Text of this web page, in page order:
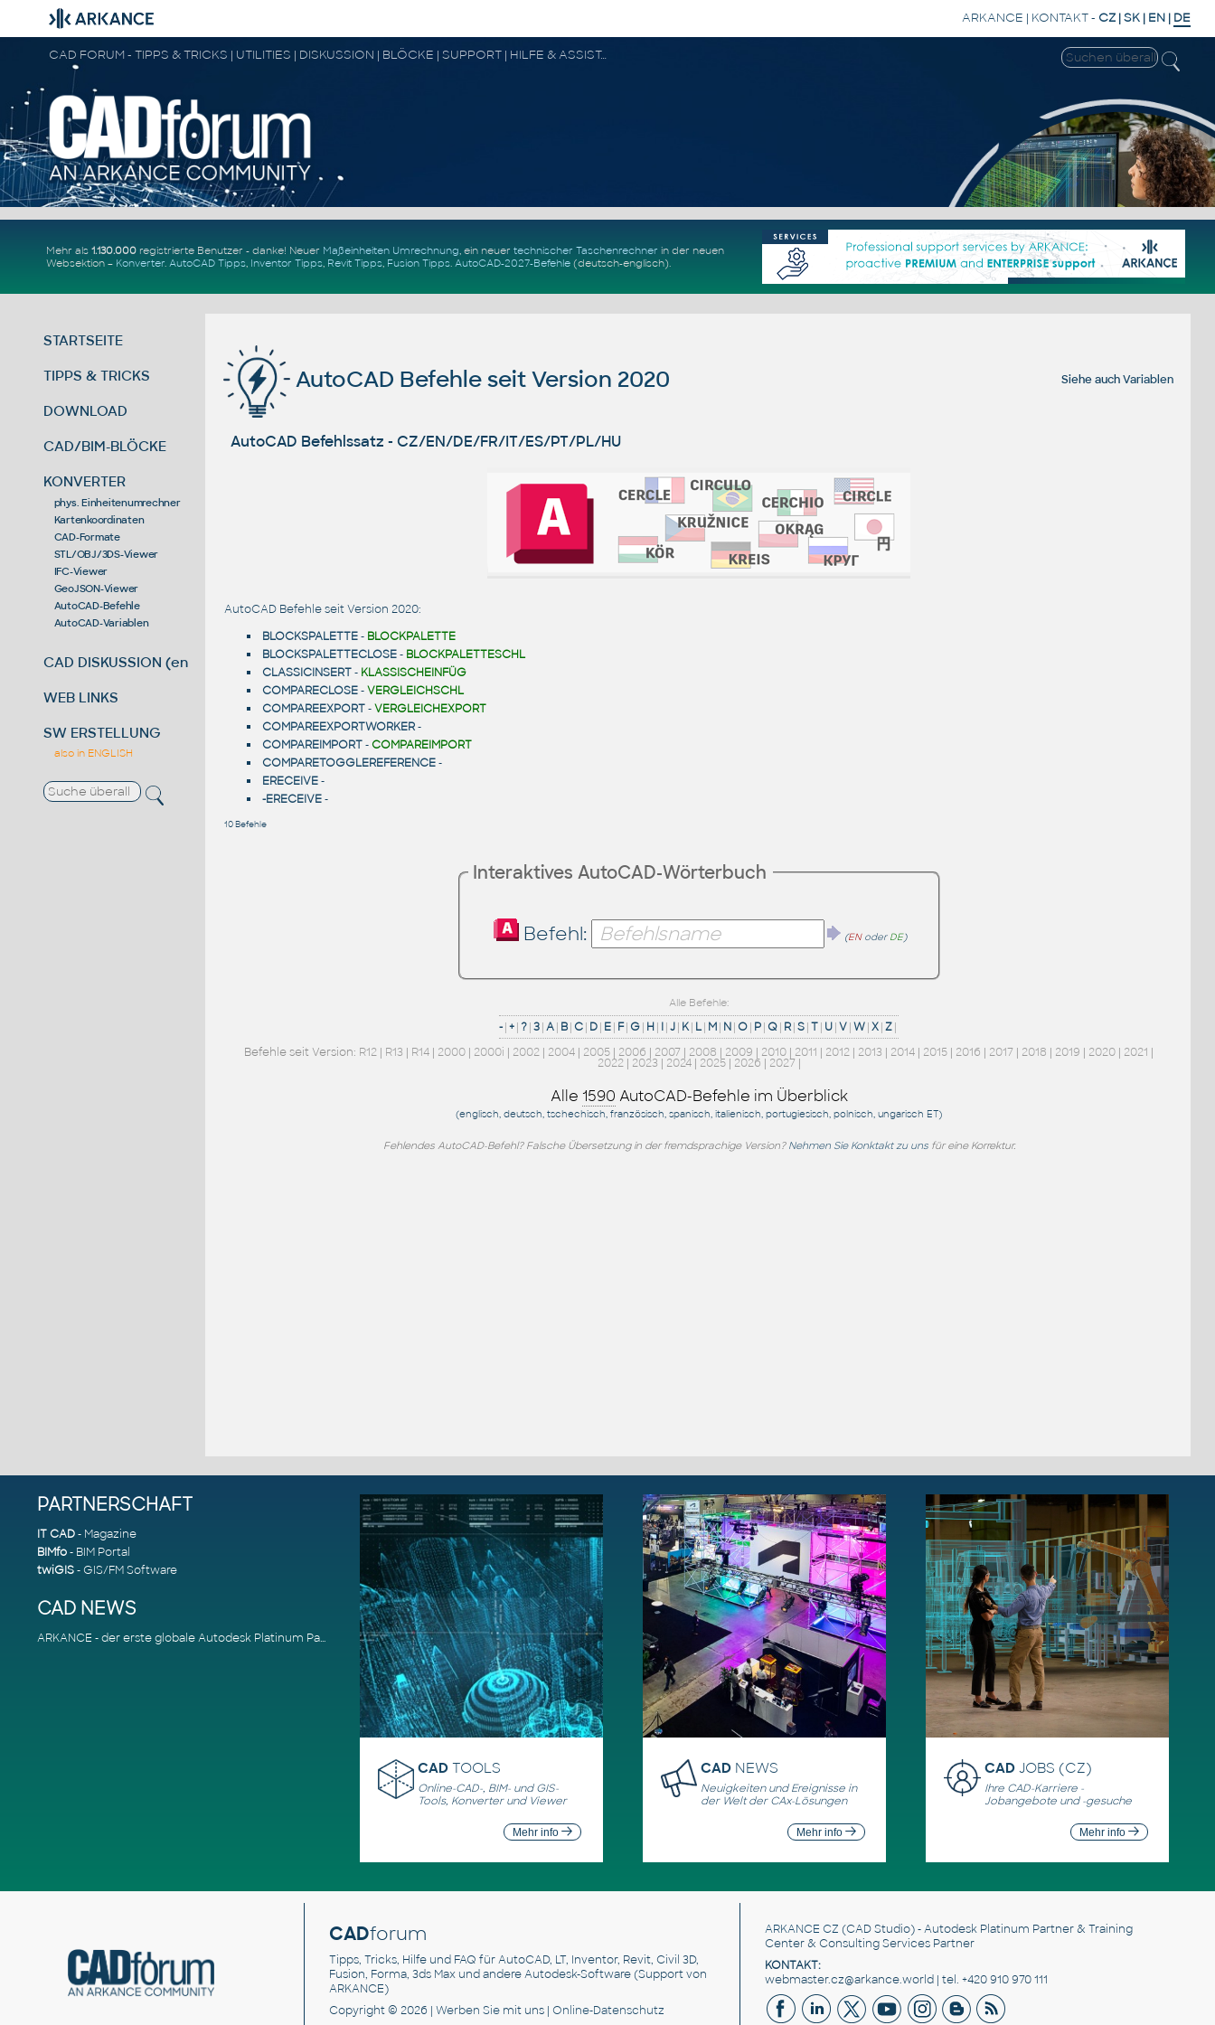
ARKANCE | KONTAKT- CZ |SK | EN | DE
CAD FORUM - TIPPS & TRICKS | UTILITIES | DISKUSSION | BLÖCKE | SUPPORT | HILFE & ASSISTANCE
Mehr als 1.130.000registrierte Benutzer - danke! Neuer Maßeinheiten Umrechnung, ein neuer technischer Taschenrechner in der neuen
Websektion – Konverter. AutoCAD Tipps, Inventor Tipps, Revit Tipps, Fusion Tipps. AutoCAD-2027-Befehle(deutsch-englisch).
STARTSEITE
TIPPS & TRICKS
DOWNLOAD
CAD/BIM-BLÖCKE
KONVERTER
phys. Einheitenumrechner
Kartenkoordinaten
CAD-Formate
STL/OBJ/3DS-Viewer
IFC-Viewer
GeoJSON-Viewer
AutoCAD-Befehle
AutoCAD-Variablen
CAD DISKUSSION (en)
WEB LINKS
SW ERSTELLUNG
also in ENGLISH
Siehe auchVariablen
AutoCAD Befehle seit Version 2020
AutoCAD Befehlssatz - CZ/EN/DE/FR/IT/ES/PT/PL/HU
AutoCAD Befehle seit Version 2020:
BLOCKSPALETTE- BLOCKPALETTE
BLOCKSPALETTECLOSE- BLOCKPALETTESCHL
CLASSICINSERT- KLASSISCHEINFÜG
COMPARECLOSE-VERGLEICHSCHL
COMPAREEXPORT-VERGLEICHEXPORT
COMPAREEXPORTWORKER-
COMPAREIMPORT-COMPAREIMPORT
COMPARETOGGLEREFERENCE-
ERECEIVE-
-ERECEIVE-
10 Befehle
Interaktives AutoCAD-Wörterbuch
Befehl: (ENoder DE)
Alle Befehle:
-|+| ?|3|A| B|C| D| E| F|G| H| I|J| K| L| M| N|O| P|Q| R|S|T| U|V|W|X|Z|
Befehle seit Version: R12 | R13 | R14 | 2000 | 2000i | 2002 | 2004 | 2005 | 2006 | 2007 | 2008 | 2009 | 2010 | 2011 | 2012 | 2013 | 2014 | 2015 | 2016 | 2017 | 2018 | 2019 | 2020 | 2021 |
2022| 2023 | 2024| 2025| 2026 | 2027|
Alle 1590 AutoCAD-Befehle im Überblick
(englisch, deutsch, tschechisch, französisch, spanisch, italienisch, portugiesisch, polnisch, ungarisch ET)
Fehlendes AutoCAD-Befehl? Falsche Übersetzung in der fremdsprachige Version? Nehmen Sie Konktakt zu unsfür eine Korrektur.
PARTNERSCHAFT
IT CAD- Magazine
BIMfo- BIM Portal
twiGIS- GIS/FM Software
CAD NEWS
ARKANCE - der erste globale Autodesk Platinum Partner
CAD TOOLS
Online-CAD-, BIM- und GIS-
Tools, Konverter und Viewer
Mehr info
CAD NEWS
Neuigkeiten und Ereignisse in
der Welt der CAx-Lösungen
Mehr info
CADJOBS (CZ)
Ihre CAD-Karriere -
Jobangebote und -gesuche
Mehr info
CADforum
Tipps, Tricks, Hilfe und FAQ für AutoCAD, LT, Inventor, Revit, Civil 3D,
Fusion, Forma, 3ds Max und andere Autodesk-Software (Support von
ARKANCE)
Copyright © 2026 | Werben Siemit uns | Online-Datenschutz
ARKANCE CZ (CAD Studio) - Autodesk Platinum Partner & Training
Center & Consulting Services Partner
KONTAKT:
webmaster.cz@arkance.world | tel. +420 910 970 111